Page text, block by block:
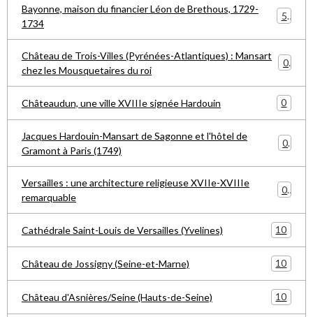
Bayonne, maison du financier Léon de Brethous, 1729-
1734
5
Château de Trois-Villes (Pyrénées-Atlantiques) : Mansart
chez les Mousquetaires du roi
0
Châteaudun, une ville XVIIIe signée Hardouin 0
Jacques Hardouin-Mansart de Sagonne et l'hôtel de
Gramont à Paris (1749)
0
Versailles : une architecture religieuse XVIIe-XVIIIe
remarquable
0
Cathédrale Saint-Louis de Versailles (Yvelines) 10
Château de Jossigny (Seine-et-Marne) 10
Château d'Asnières/Seine (Hauts-de-Seine) 10